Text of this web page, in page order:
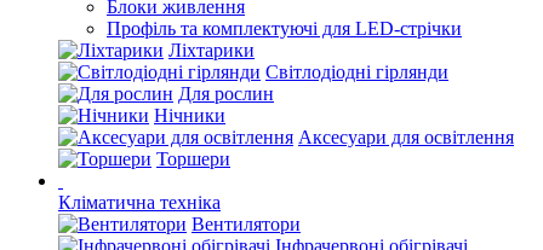
Блоки живлення
Профіль та комплектуючі для LED-стрічки
Ліхтарики
Світлодіодні гірлянди
Для рослин
Нічники
Аксесуари для освітлення
Торшери
Кліматична техніка
Вентилятори
Інфрачервоні обігрівачі